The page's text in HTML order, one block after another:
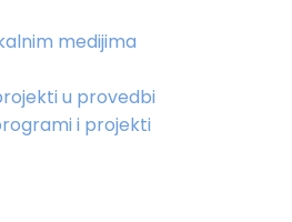
medijima
u provedbi
i projekti